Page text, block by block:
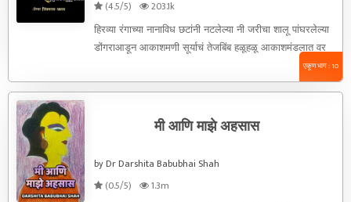
(4.5/5)
203.1k
हिरव्या रंगाच्या नानाविध छटांनी नटलेल्या नी जरीचा शालू पांघरलेल्या
डोंगराआडून आकाशमणी सूर्याचं तेजबिंब हळूहळू आकाशमंडलात वर
एकूण भाग : 10
मी आणि माझे अहसास
by Dr Darshita Babubhai Shah
(0.5/5)
1.3m